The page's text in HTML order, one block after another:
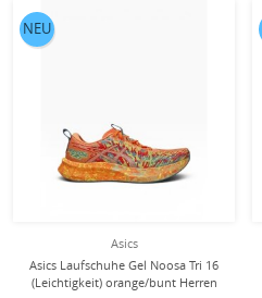
Asics
Asics Laufschuhe Gel Noosa Tri 16
(Leichtigkeit) orange/bunt Herren
NEU